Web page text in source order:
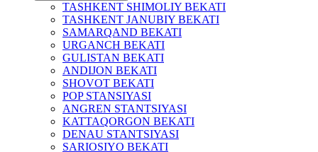
TASHKENT SHIMOLIY BEKATI
TASHKENT JANUBIY BEKATI
SAMARQAND BEKATI
URGANCH BEKATI
GULISTAN BEKATI
ANDIJON BEKATI
SHOVOT BEKATI
POP STANSIYASI
ANGREN STANTSIYASI
KATTAQORGON BEKATI
DENAU STANTSIYASI
SARIOSIYO BEKATI